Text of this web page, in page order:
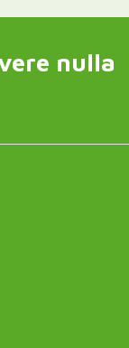
nulla